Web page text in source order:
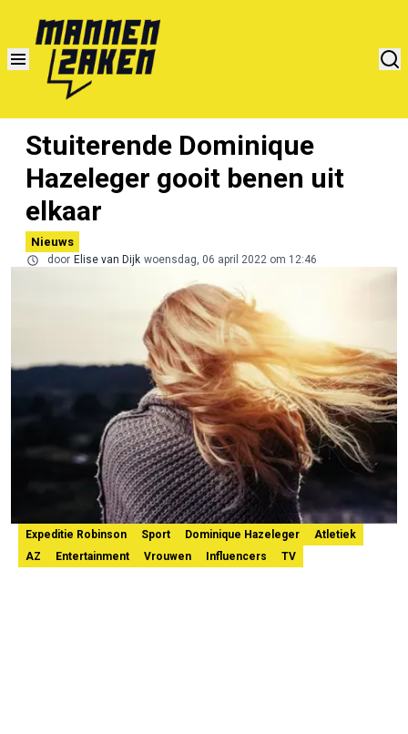
Stuiterende Dominique
Hazeleger gooit benen uit
elkaar
Nieuws
door Elise van Dijk woensdag, 06 april 2022 om 12:46
Expeditie Robinson Sport Dominique Hazeleger
Atletiek
AZ
Entertainment Vrouwen Influencers TV